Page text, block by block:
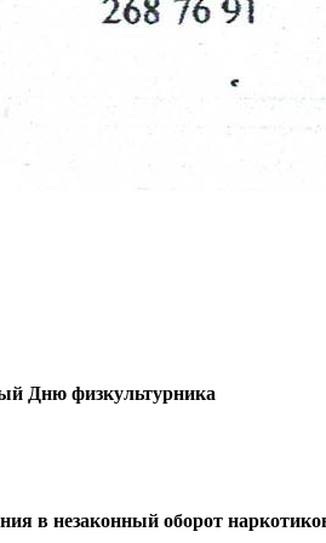
Дню физкультурника
в незаконный оборот